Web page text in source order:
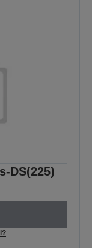
DS(225)